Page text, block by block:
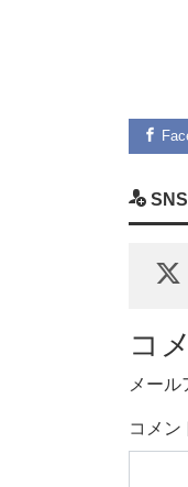
コ
メール
コメン